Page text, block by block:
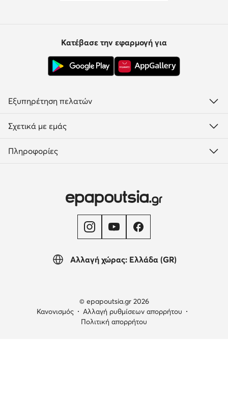
Αλλαγή χώρας: Ελλάδα (GR)
Κατέβασε την εφαρμογή για
Εξυπηρέτηση πελατών
Σχετικά με εμάς
Πληροφορίες
© epapoutsia.gr 2026
Κανονισμός
Αλλαγή ρυθμίσεων απορρήτου
Πολιτική απορρήτου